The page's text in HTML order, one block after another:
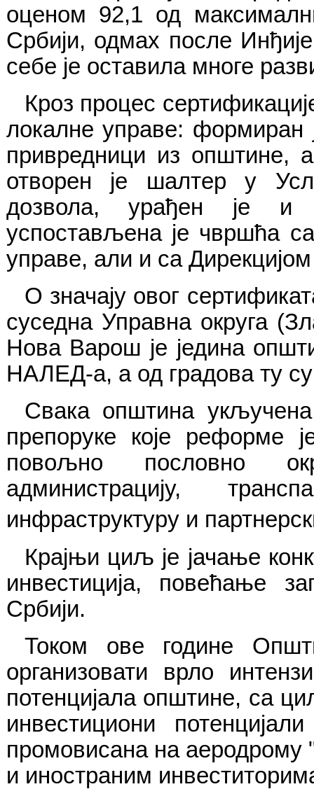
оценом 92,1 од
Србији, одмах после
себе је оставила многе
Кроз процес
локалне управе: формиран
привредници из општине,
отворен је шалтер у
дозвола, урађен је и
успостављена је чвршћа
управе, али и са
О значају овог
суседна Управна округа
Нова Варош је једина
НАЛЕД-а, а од градова ту
Свака општина
препоруке које реформе
повољно пословно
администрацију,
инфраструктуру и
Крајњи циљ је јачање
инвестиција, повећање
Србији.
Током ове године
организовати врло
потенцијала општине, са
инвестициони
промовисана на
и иностраним